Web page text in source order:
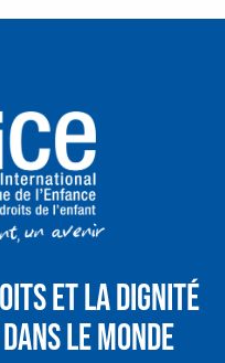
et la dignité
le monde